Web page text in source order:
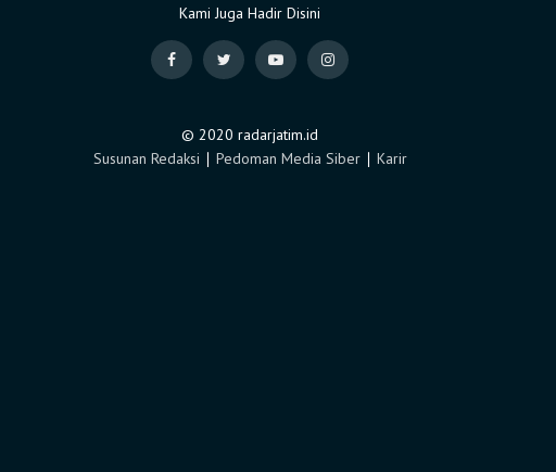
Kami Juga Hadir Disini
© 2020 radarjatim.id
Susunan Redaksi ∣ Pedoman Media Siber∣ Karir